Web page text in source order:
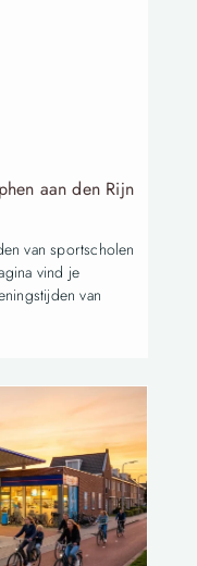
aan den Rijn
van sportscholen
vind je
van